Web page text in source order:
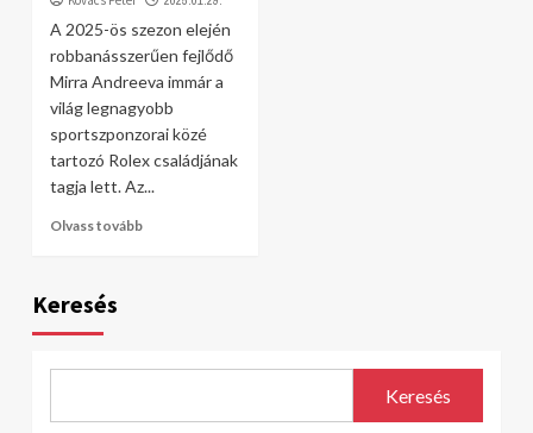
A 2025-ös szezon elején
robbanásszerűen fejlődő
Mirra Andreeva immár a
világ legnagyobb
sportszponzorai közé
tartozó Rolex családjának
tagja lett. Az...
Olvass tovább
Keresés
Keresés